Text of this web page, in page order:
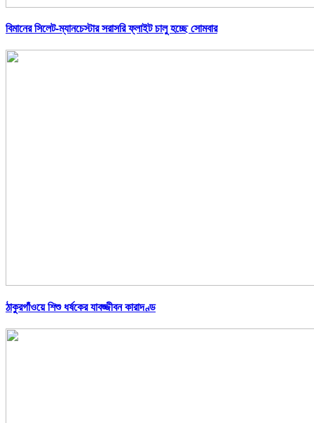
বিমানের সিলেট-ম্যানচেস্টার সরাসরি ফ্লাইট চালু হচ্ছে সোমবার
ঠাকুরগাঁওয়ে শিশু ধর্ষকের যাবজ্জীবন কারাদণ্ড